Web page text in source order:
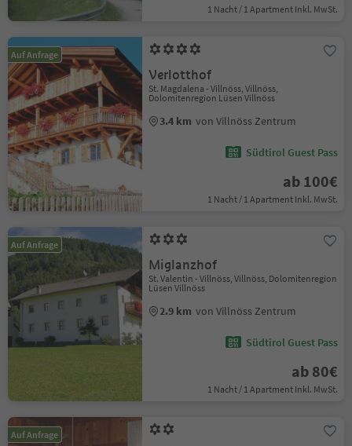
1 Nacht / 1 Apartment Inkl. MwSt.
Auf Anfrage
Verlotthof
St. Magdalena - Villnöss, Villnöss,
Dolomitenregion Lüsen Villnöss
3.4 km von Villnöss Zentrum
Südtirol Guest Pass
ab 100€
1 Nacht / 1 Apartment Inkl. MwSt.
Auf Anfrage
Miglanzhof
St. Valentin - Villnöss, Villnöss, Dolomitenregion
Lüsen Villnöss
2.9 km von Villnöss Zentrum
Südtirol Guest Pass
ab 80€
1 Nacht / 1 Apartment Inkl. MwSt.
Auf Anfrage